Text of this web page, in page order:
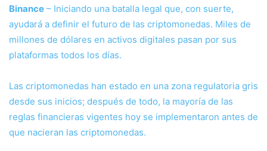
Binance – Iniciando una batalla legal que, con suerte,
ayudará a definir el futuro de las criptomonedas. Miles de
millones de dólares en activos digitales pasan por sus
plataformas todos los días.
Las criptomonedas han estado en una zona regulatoria gris
desde sus inicios; después de todo, la mayoría de las
reglas financieras vigentes hoy se implementaron antes de
que nacieran las criptomonedas.